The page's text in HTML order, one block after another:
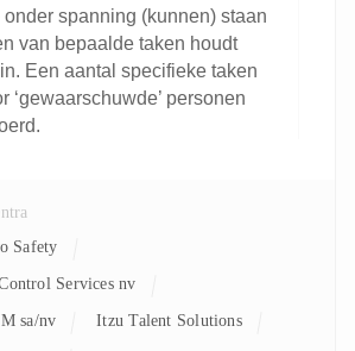
spanning (kunnen) staan
van bepaalde taken houdt
Een aantal specifieke taken
‘gewaarschuwde’ personen
Safety
Services nv
sa/nv Itzu Talent Solutions